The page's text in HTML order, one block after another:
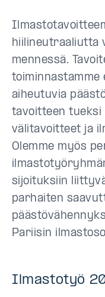
hiilineutraaliutta
mennessä.
toiminnastamme
aiheutuvia
tavoitteen tueksi
välitavoitteet ja
Olemme myös
sijoituksiin
parhaiten
Pariisin
Ilmastotyö